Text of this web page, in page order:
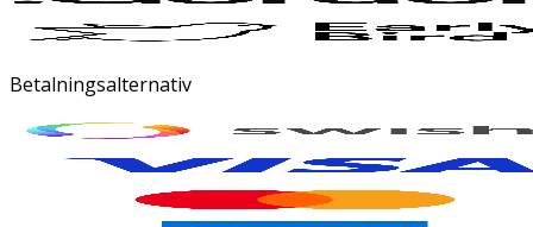
Betalningsalternativ